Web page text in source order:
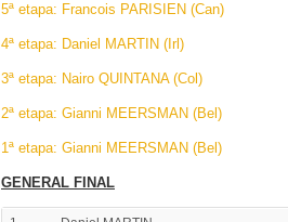
5ª etapa: Francois PARISIEN (Can)
4ª etapa: Daniel MARTIN (Irl)
3ª etapa: Nairo QUINTANA (Col)
2ª etapa: Gianni MEERSMAN (Bel)
1ª etapa: Gianni MEERSMAN (Bel)
GENERAL FINAL